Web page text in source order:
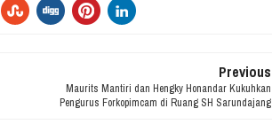
Previous
Maurits Mantiri dan Hengky Honandar Kukuhkan
Pengurus Forkopimcam di Ruang SH Sarundajang